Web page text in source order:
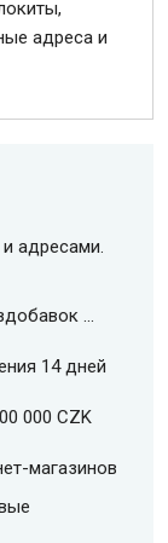
адреса и
адресами.
...
14 дней
000 CZK
магазинов